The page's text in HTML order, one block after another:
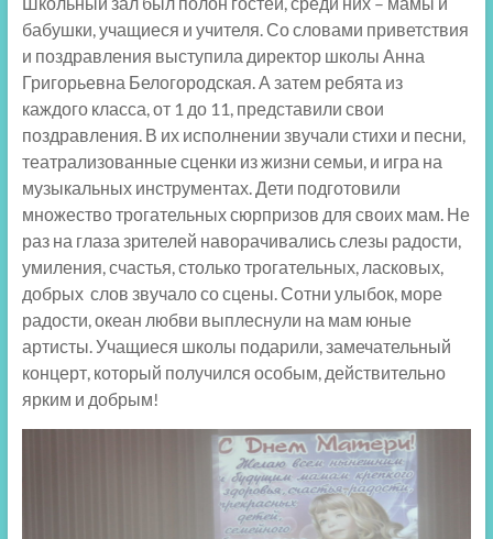
бабушки, учащиеся и учителя. Со словами приветствия
и поздравления выступила директор школы Анна
Григорьевна Белогородская. А затем ребята из
каждого класса, от 1 до 11, представили свои
поздравления. В их исполнении звучали стихи и песни,
театрализованные сценки из жизни семьи, и игра на
музыкальных инструментах. Дети подготовили
множество трогательных сюрпризов для своих мам. Не
раз на глаза зрителей наворачивались слезы радости,
умиления, счастья, столько трогательных, ласковых,
добрых слов звучало со сцены. Сотни улыбок, море
радости, океан любви выплеснули на мам юные
артисты. Учащиеся школы подарили, замечательный
концерт, который получился особым, действительно
ярким и добрым!